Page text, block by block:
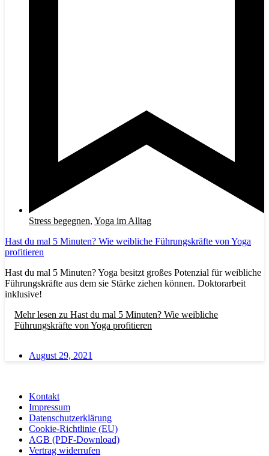
Stress begegnen, Yoga im Alltag
Hast du mal 5 Minuten? Wie weibliche Führungskräfte von Yoga
profitieren
Hast du mal 5 Minuten? Yoga besitzt großes Potenzial für weibliche
Führungskräfte aus dem sie Stärke ziehen können. Doktorarbeit
inklusive!
Mehr lesen zu Hast du mal 5 Minuten? Wie weibliche
Führungskräfte von Yoga profitieren
August 29, 2021
Kontakt
Impressum
Datenschutzerklärung
Cookie-Richtlinie (EU)
AGB (PDF-Download)
Vertrag widerrufen